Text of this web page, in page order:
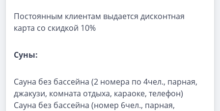
Постоянным клиентам выдается дисконтная
карта со скидкой 10%
Суны:
Сауна без бассейна (2 номера по 4чел., парная,
джакузи, комната отдыха, караоке, телефон)
Сауна без бассейна (номер 6чел., парная,